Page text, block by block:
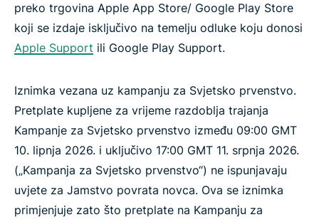
preko trgovina Apple App Store/ Google Play Store
koji se izdaje isključivo na temelju odluke koju donosi
Apple Support ili Google Play Support.
Iznimka vezana uz kampanju za Svjetsko prvenstvo.
Pretplate kupljene za vrijeme razdoblja trajanja
Kampanje za Svjetsko prvenstvo između 09:00 GMT
10. lipnja 2026. i uključivo 17:00 GMT 11. srpnja 2026.
(„Kampanja za Svjetsko prvenstvo“) ne ispunjavaju
uvjete za Jamstvo povrata novca. Ova se iznimka
primjenjuje zato što pretplate na Kampanju za